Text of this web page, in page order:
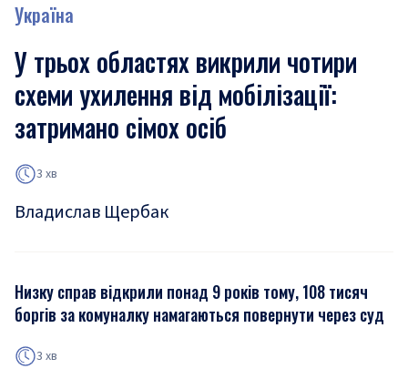
Україна
У трьох областях викрили чотири
схеми ухилення від мобілізації:
затримано сімох осіб
3 хв
Владислав Щербак
Низку справ відкрили понад 9 років тому, 108 тисяч
боргів за комуналку намагаються повернути через суд
3 хв